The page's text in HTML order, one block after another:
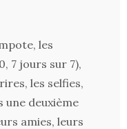
les
7 jours sur 7),
les selfies,
une deuxième
amies, leurs